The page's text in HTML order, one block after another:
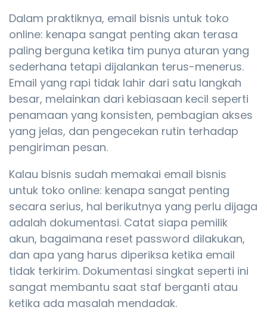
Dalam praktiknya, email bisnis untuk toko
online: kenapa sangat penting akan terasa
paling berguna ketika tim punya aturan yang
sederhana tetapi dijalankan terus-menerus.
Email yang rapi tidak lahir dari satu langkah
besar, melainkan dari kebiasaan kecil seperti
penamaan yang konsisten, pembagian akses
yang jelas, dan pengecekan rutin terhadap
pengiriman pesan.
Kalau bisnis sudah memakai email bisnis
untuk toko online: kenapa sangat penting
secara serius, hal berikutnya yang perlu dijaga
adalah dokumentasi. Catat siapa pemilik
akun, bagaimana reset password dilakukan,
dan apa yang harus diperiksa ketika email
tidak terkirim. Dokumentasi singkat seperti ini
sangat membantu saat staf berganti atau
ketika ada masalah mendadak.